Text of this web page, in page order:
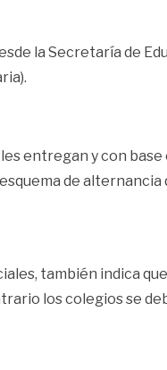
la Secretaría de
entregan y con
de
también indica
los colegios se